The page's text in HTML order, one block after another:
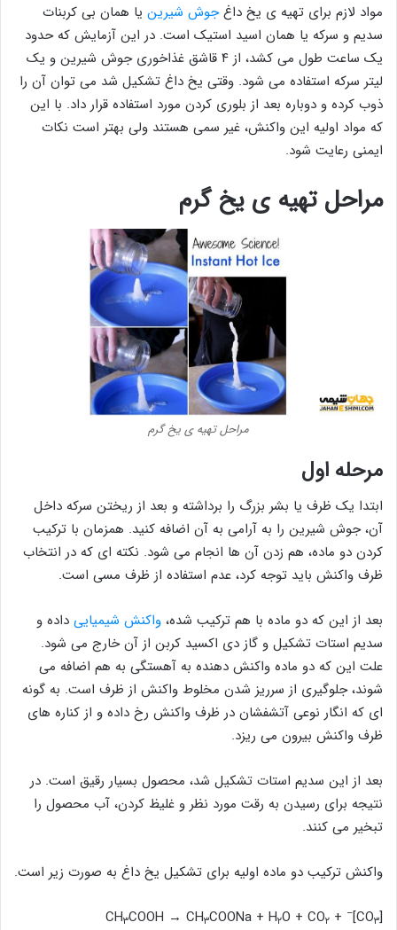
مواد لازم برای تهیه ی یخ داغجوش شیرین یا همان بی کربنات
سدیم و سرکه یا همان اسید استیک است. در این آزمایش که حدود
یک ساعت طول می کشد، از ۴ قاشق غذاخوری جوش شیرین و یک
لیتر سرکه استفاده می شود. وقتی یخ داغ تشکیل شد می توان آن را
ذوب کرده و دوباره بعد از بلوری کردن مورد استفاده قرار داد. با این
که مواد اولیه این واکنش، غیر سمی هستند ولی بهتر است نکات
ایمنی رعایت شود.
مراحل تهیه ی یخ گرم
مراحل تهیه ی یخ گرم
مرحله اول
ابتدا یک ظرف یا بشر بزرگ را برداشته و بعد از ریختن سرکه داخل
آن، جوش شیرین را به آرامی به آن اضافه کنید. همزمان با ترکیب
کردن دو ماده، هم زدن آن ها انجام می شود. نکته ای که در انتخاب
ظرف واکنش باید توجه کرد، عدم استفاده از ظرف مسی است.
بعد از این که دو ماده با هم ترکیب شده، واکنش شیمیایی داده و
سدیم استات تشکیل و گاز دی اکسید کربن از آن خارج می شود.
علت این که دو ماده واکنش دهنده به آهستگی به هم اضافه می
شوند، جلوگیری از سرریز شدن مخلوط واکنش از ظرف است. به گونه
ای که انگار نوعی آتشفشان در ظرف واکنش رخ داده و از کناره های
ظرف واکنش بیرون می ریزد.
بعد از این سدیم استات تشکیل شد، محصول بسیار رقیق است. در
نتیجه برای رسیدن به رقت مورد نظر و غلیظ کردن، آب محصول را
تبخیر می کنند.
واکنش ترکیب دو ماده اولیه برای تشکیل یخ داغ به صورت زیر است.
[CO۳ ]
–
+ CH ۳COOH → CH۳COONa + H۲O + CO۲